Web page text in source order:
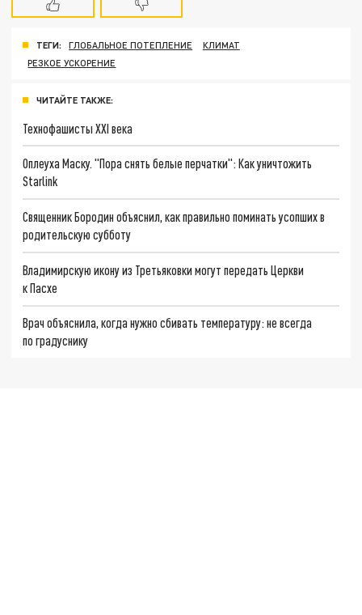
ТЕГИ: ГЛОБАЛЬНОЕ ПОТЕПЛЕНИЕ
КЛИМАТ
РЕЗКОЕ УСКОРЕНИЕ
ЧИТАЙТЕ ТАКЖЕ:
Технофашисты XXI века
Оплеуха Маску. "Пора снять белые перчатки": Как уничтожить
Starlink
Священник Бородин объяснил, как правильно поминать усопших в
родительскую субботу
Владимирскую икону из Третьяковки могут передать Церкви
к Пасхе
Врач объяснила, когда нужно сбивать температуру: не всегда
по градуснику